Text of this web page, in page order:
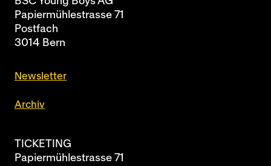
Papiermühlestrasse 71
Postfach
3014 Bern
Newsletter
Archiv
TICKETING
Papiermühlestrasse 71